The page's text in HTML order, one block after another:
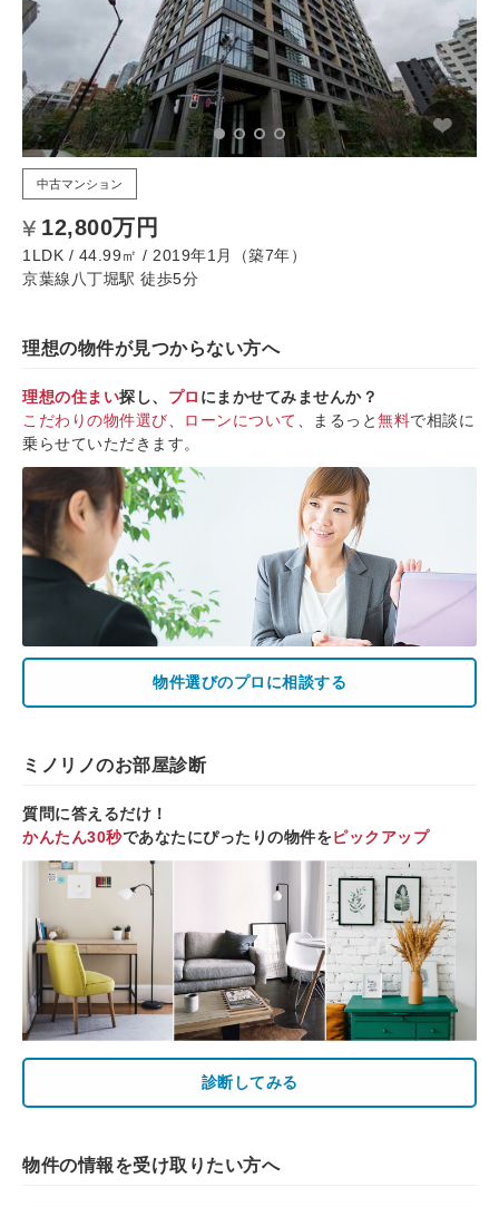
中古マンション
12,800万円
1LDK / 44.99㎡ / 2019年1月（築7年）
京葉線八丁堀駅 徒歩5分
理想の物件が見つからない方へ
理想の住まい探し、 プロ にまかせてみませんか？
こだわりの物件選び
ローンについて 、まるっと無料で相談に
乗らせていただきます。
物件選びのプロに相談する
ミノリノのお部屋診断
質問に答えるだけ！
かんたん30秒であなたにぴったりの物件をピックアップ
診断してみる
物件の情報を受け取りたい方へ